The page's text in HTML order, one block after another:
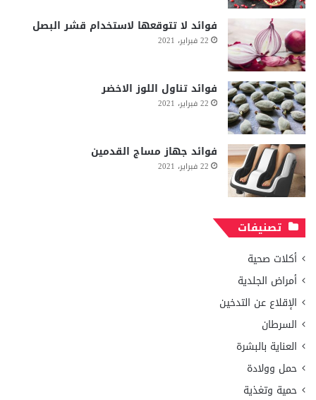
فوائد لا تتوقعها لاستخدام قشر البصل
22 فبراير، 2021
فوائد تناول اللوز الاخضر
22 فبراير، 2021
فوائد جهاز مساج القدمين
22 فبراير، 2021
تصنيفات
أكلات صحية
أمراض الجلدية
الإقلاع عن التدخين
السرطان
العناية بالبشرة
حمل وولادة
حمية وتغذية